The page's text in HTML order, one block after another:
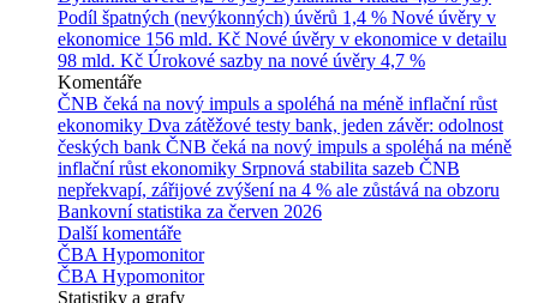
Podíl špatných (nevýkonných) úvěrů 1,4 % Nové úvěry v
ekonomice 156 mld. Kč Nové úvěry v ekonomice v detailu
98 mld. Kč Úrokové sazby na nové úvěry 4,7 %
Komentáře
ČNB čeká na nový impuls a spoléhá na méně inflační růst
ekonomiky Dva zátěžové testy bank, jeden závěr: odolnost
českých bank ČNB čeká na nový impuls a spoléhá na méně
inflační růst ekonomiky Srpnová stabilita sazeb ČNB
nepřekvapí, zářijové zvýšení na 4 % ale zůstává na obzoru
Bankovní statistika za červen 2026
Další komentáře
ČBA Hypomonitor
ČBA Hypomonitor
Statistiky a grafy